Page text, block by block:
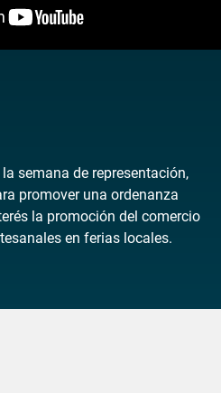
semana de representación,
promover una ordenanza
la promoción del comercio
en ferias locales.